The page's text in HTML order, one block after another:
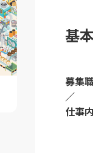
基
募集
／
仕事